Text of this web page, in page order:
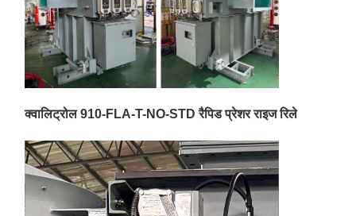
क्वालिट्रोल 910-FLA-T-NO-STD रैपिड प्रेशर राइज रिले